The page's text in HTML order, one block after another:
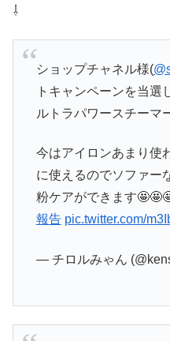
⇩
ショップチャネル様(
トキャンペーンを当選
ルトラパワースチーマ
今はアイロンあまり使
に使えるのでソファー
粉ケアができます
報告 pic.twitter.com/
— チロルみゃん